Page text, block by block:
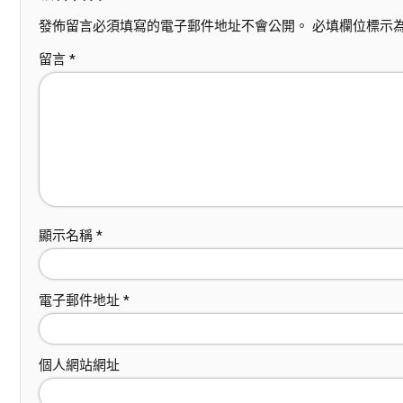
發佈留言必須填寫的電子郵件地址不會公開。 必填欄位標示
留言 *
顯示名稱 *
電子郵件地址 *
個人網站網址